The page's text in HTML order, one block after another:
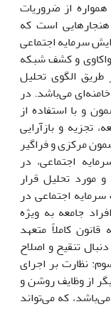
از ضروریات
است که
سرمایه اجتماعی
و کشف شبکه
طریق الگوی تحلیل
می‌باشد. در
و با استفاده از
تجزیه و بازآرایی
متن اصلی، نهایتاً تعداد 6 مضمون مرکزی و فراگیر
اجتماعی، در
مورد تحلیل قرار
اجتماعی در
جامعه به ویژه
کاملاً متعهد
تنقیح و اصلاح
نظارت بر اجرای
از وظایف روشن و
که می‌تواند